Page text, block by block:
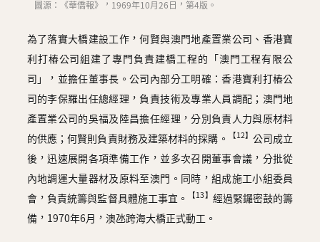
圖源：《華僑報》，1969年10月26日，第4版。
為了落實大橋建設工作，何賢與澳門地產置業公司、香港寶
利打樁公司組建了專門負責建橋工程的「澳門工程有限公
司」，並擔任董事長。公司內部分工明確：香港寶利打樁公
司的李保羅出任總經理，負責技術及專業人員調配；澳門地
產置業公司的吳福及陸昌擔任經理，分別負責人力與原材料
的供應；何賢則負責財務及建築材料的採購。
【12】 公司成立
後，迅速展開各項準備工作，並多次召開董事會議，分批從
內地調運大量器材及原料至澳門。同時，組成施工小組委員
會，負責統籌與監督具體施工事宜。
【13】 經過緊鑼密鼓的籌
備，1970年6月，澳氹跨海大橋正式動工。